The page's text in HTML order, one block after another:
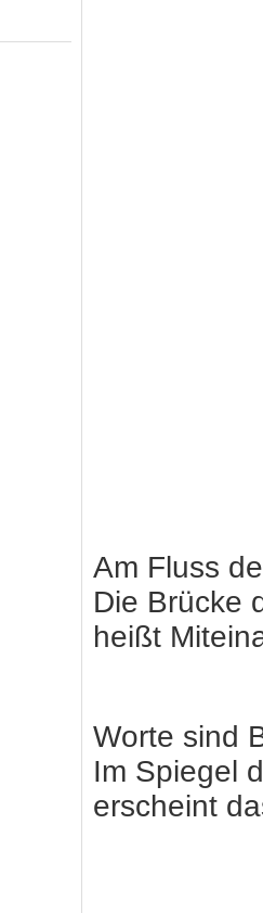
Am Fluss
Die Brücke
heißt
Worte sind
Im Spiegel
erscheint